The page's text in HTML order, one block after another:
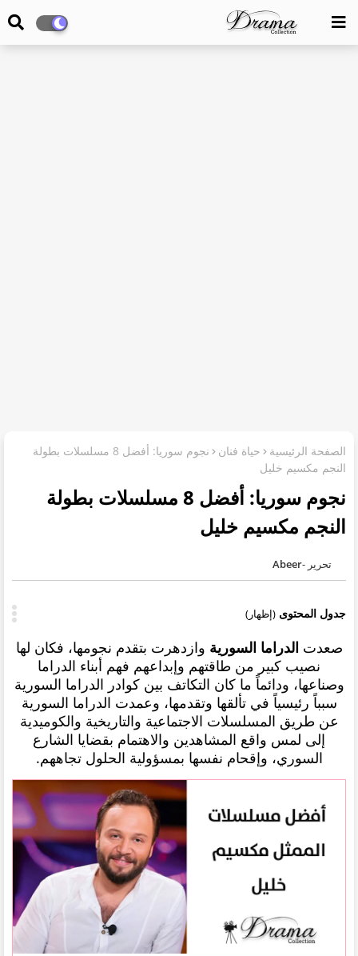
الصفحة الرئيسية حياة فنان
نجوم سوريا: أفضل 8 مسلسلات بطولة
النجم مكسيم خليل
نجوم سوريا: أفضل 8 مسلسلات بطولة
النجم مكسيم خليل
Abeer
جدول المحتوى (إظهار)
صعدت الدراما السورية وازدهرت بتقدم نجومها، فكان لها
نصيب كبير من طاقتهم وإبداعهم فهم أبناء الدراما
وصناعها، ودائماً ما كان التكاتف بين كوادر الدراما السورية
سبباً رئيسياً في تألقها وتقدمها، وعمدت الدراما السورية
عن طريق المسلسلات الاجتماعية والتاريخية والكوميدية
إلى لمس واقع المشاهدين والاهتمام بقضايا الشارع
السوري، وإقحام نفسها بمسؤولية الحلول تجاههم.